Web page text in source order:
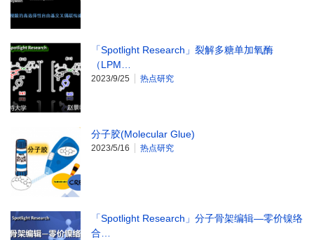
「Spotlight Research」裂解多糖单加氧酶
（LPM…
2023/9/25 热点研究
分子胶(Molecular Glue)
2023/5/16 热点研究
「Spotlight Research」分子骨架编辑―零价镍络
合…